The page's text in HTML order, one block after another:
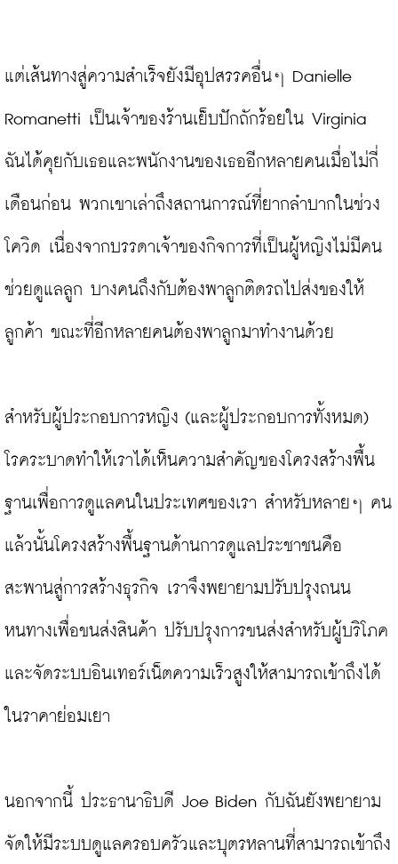
แต่เส้นทางสู่ความสำเร็จยังมีอุปสรรคอื่นๆ Danielle
Romanetti เป็นเจ้าของร้านเย็บปักถักร้อยใน Virginia
ฉันได้คุยกับเธอและพนักงานของเธออีกหลายคนเมื่อไม่กี่
เดือนก่อน พวกเขาเล่าถึงสถานการณ์ที่ยากลำบากในช่วง
โควิด เนื่องจากบรรดาเจ้าของกิจการที่เป็นผู้หญิงไม่มีคน
ช่วยดูแลลูก บางคนถึงกับต้องพาลูกติดรถไปส่งของให้
ลูกค้า ขณะที่อีกหลายคนต้องพาลูกมาทำงานด้วย
สำหรับผู้ประกอบการหญิง (และผู้ประกอบการทั้งหมด)
โรคระบาดทำให้เราได้เห็นความสำคัญของโครงสร้างพื้น
ฐานเพื่อการดูแลคนในประเทศของเรา สำหรับหลายๆ คน
แล้วนั้นโครงสร้างพื้นฐานด้านการดูแลประชาชนคือ
สะพานสู่การสร้างธุรกิจ เราจึงพยายามปรับปรุงถนน
หนทางเพื่อขนส่งสินค้า ปรับปรุงการขนส่งสำหรับผู้บริโภค
และจัดระบบอินเทอร์เน็ตความเร็วสูงให้สามารถเข้าถึงได้
ในราคาย่อมเยา
นอกจากนี้ ประธานาธิบดี Joe Biden กับฉันยังพยายาม
จัดให้มีระบบดูแลครอบครัวและบุตรหลานที่สามารถเข้าถึง